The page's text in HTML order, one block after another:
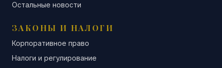
Остальные новости
ЗАКОНЫ И НАЛОГИ
Корпоративное право
Налоги и регулирование